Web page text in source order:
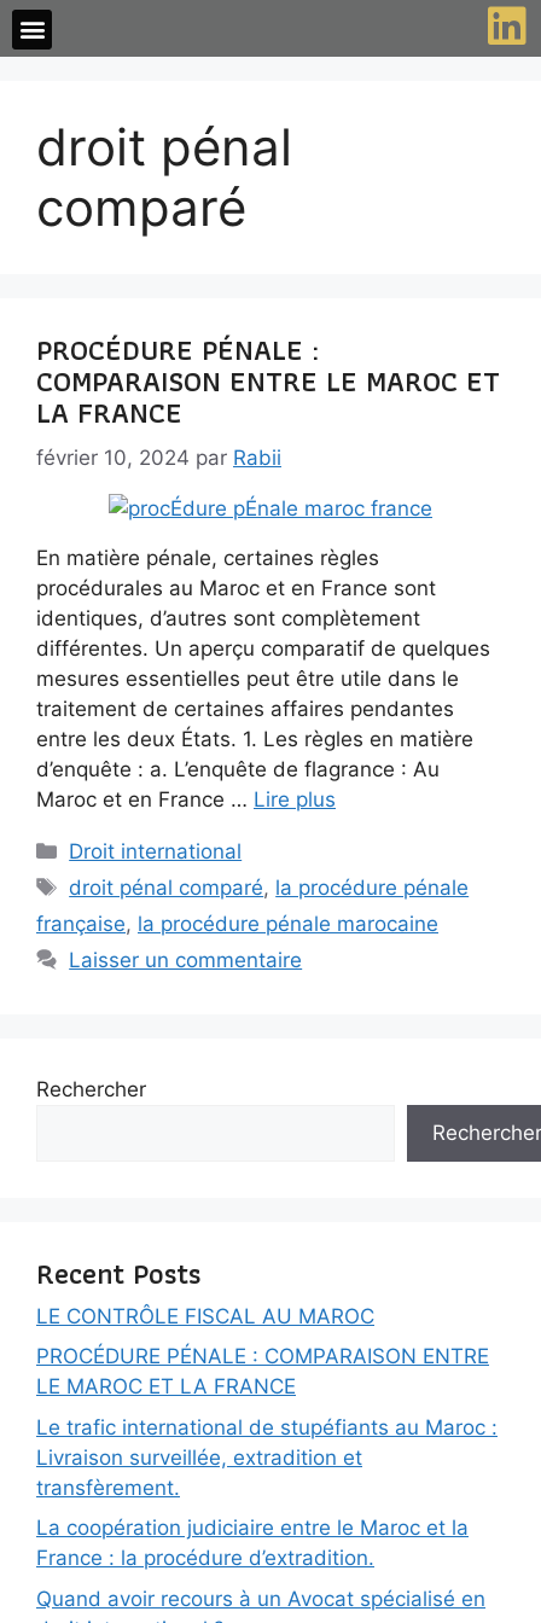
droit pénal
comparé
PROCÉDURE PÉNALE :
COMPARAISON ENTRE LE MAROC ET
LA FRANCE
février 10, 2024 par Rabii
En matière pénale, certaines règles
procédurales au Maroc et en France sont
identiques, d’autres sont complètement
différentes. Un aperçu comparatif de quelques
mesures essentielles peut être utile dans le
traitement de certaines affaires pendantes
entre les deux États. 1. Les règles en matière
d’enquête : a. L’enquête de flagrance : Au
Maroc et en France … Lire plus
Droit international
droit pénal comparé, la procédure pénale
française, la procédure pénale marocaine
Laisser un commentaire
Rechercher
Rechercher
Recent Posts
LE CONTRÔLE FISCAL AU MAROC
PROCÉDURE PÉNALE : COMPARAISON ENTRE
LE MAROC ET LA FRANCE
Le trafic international de stupéfiants au Maroc :
Livraison surveillée, extradition et
transfèrement.
La coopération judiciaire entre le Maroc et la
France : la procédure d’extradition.
Quand avoir recours à un Avocat spécialisé en